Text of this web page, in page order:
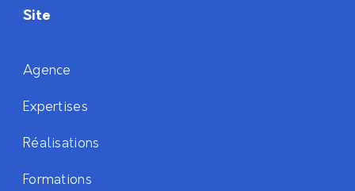
Site
Agence
Expertises
Réalisations
Formations